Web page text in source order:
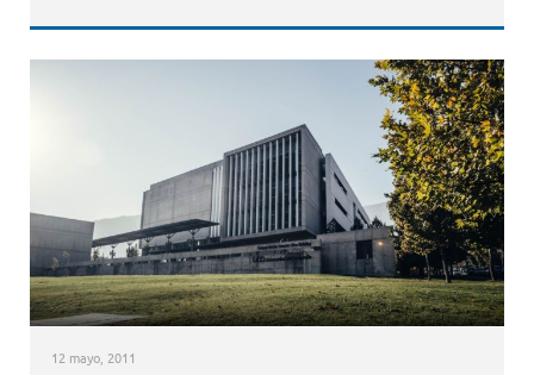
12 mayo, 2011